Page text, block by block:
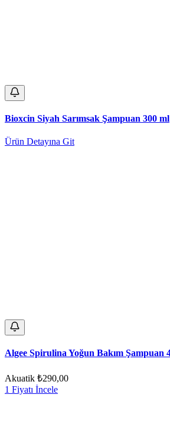
Bioxcin Siyah Sarımsak Şampuan 300 ml
Ürün Detayına Git
Algee Spirulina Yoğun Bakım Şampuan
Akuatik ₺290,00
1 Fiyatı İncele